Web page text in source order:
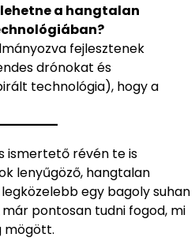
a hangtalan
fejlesztenek
drónokat és
technológia), hogy a
ismertető révén te is
lenyűgöző, hangtalan
egy bagoly suhan
pontosan tudni fogod, mi
mögött.